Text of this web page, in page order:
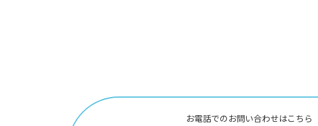
お電話でのお問い合わせはこちら